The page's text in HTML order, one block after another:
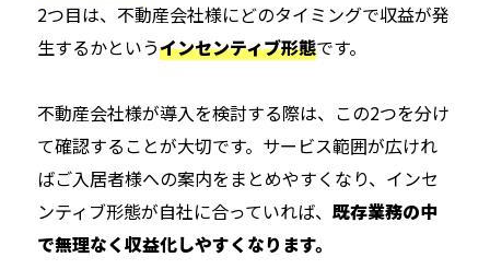
2つ目は、不動産会社様にどのタイミングで収益が発
生するかというインセンティブ形態です。
不動産会社様が導入を検討する際は、この2つを分け
て確認することが大切です。サービス範囲が広けれ
ばご入居者様への案内をまとめやすくなり、インセ
ンティブ形態が自社に合っていれば、 既存業務の中
で無理なく収益化しやすくなります。